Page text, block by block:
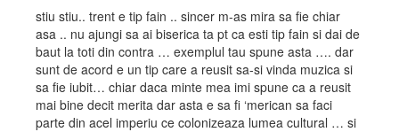
stiu stiu.. trent e tip fain .. sincer m-as mira sa fie chiar
asa .. nu ajungi sa ai biserica ta pt ca esti tip fain si dai de
baut la toti din contra … exemplul tau spune asta …. dar
sunt de acord e un tip care a reusit sa-si vinda muzica si
sa fie iubit… chiar daca minte mea imi spune ca a reusit
mai bine decit merita dar asta e sa fi ‘merican sa faci
parte din acel imperiu ce colonizeaza lumea cultural … si